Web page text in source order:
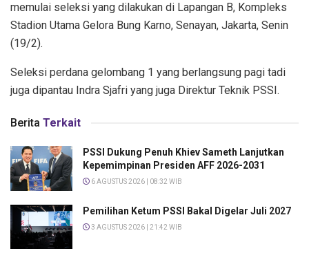
memulai seleksi yang dilakukan di Lapangan B, Kompleks
Stadion Utama Gelora Bung Karno, Senayan, Jakarta, Senin
(19/2).
Seleksi perdana gelombang 1 yang berlangsung pagi tadi
juga dipantau Indra Sjafri yang juga Direktur Teknik PSSI.
Berita Terkait
PSSI Dukung Penuh Khiev Sameth Lanjutkan
Kepemimpinan Presiden AFF 2026-2031
6 AGUSTUS 2026 | 08:32 WIB
Pemilihan Ketum PSSI Bakal Digelar Juli 2027
3 AGUSTUS 2026 | 21:42 WIB